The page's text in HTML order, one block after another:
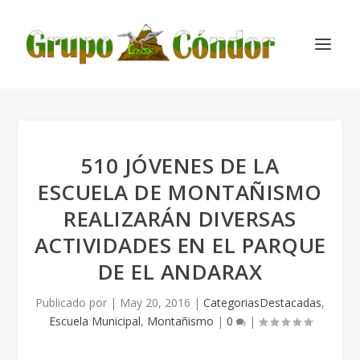
510 JÓVENES DE LA
ESCUELA DE MONTAÑISMO
REALIZARÁN DIVERSAS
ACTIVIDADES EN EL PARQUE
DE EL ANDARAX
Publicado por | May 20, 2016 | CategoriasDestacadas,
Escuela Municipal, Montañismo | 0 |